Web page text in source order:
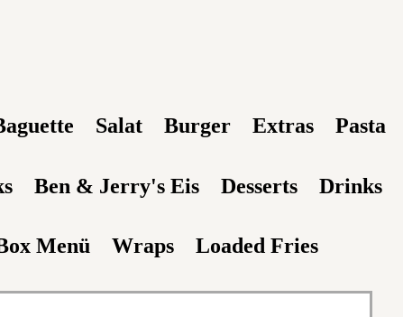
Salat Burger Extras Pasta
Ben & Jerry's Eis Desserts Drinks
Menü Wraps Loaded Fries